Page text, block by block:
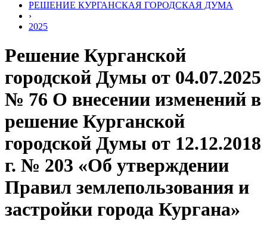
РЕШЕНИЕ КУРГАНСКАЯ ГОРОДСКАЯ ДУМА
›
2025
Решение Курганской
городской Думы от 04.07.2025
№ 76 О внесении изменений в
решение Курганской
городской Думы от 12.12.2018
г. № 203 «Об утверждении
Правил землепользования и
застройки города Кургана»